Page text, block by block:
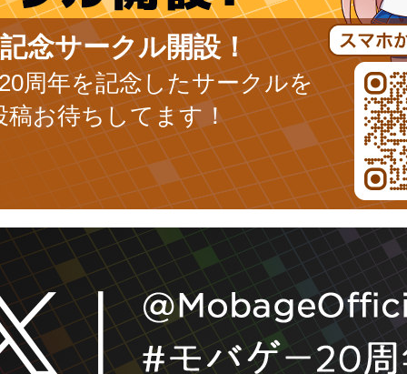
念サークル開設！
周年を記念したサークルを
稿お待ちしてます！